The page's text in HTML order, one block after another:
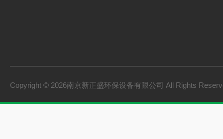
Copyright © 2026南京新正盛环保设备有限公司 All Rights